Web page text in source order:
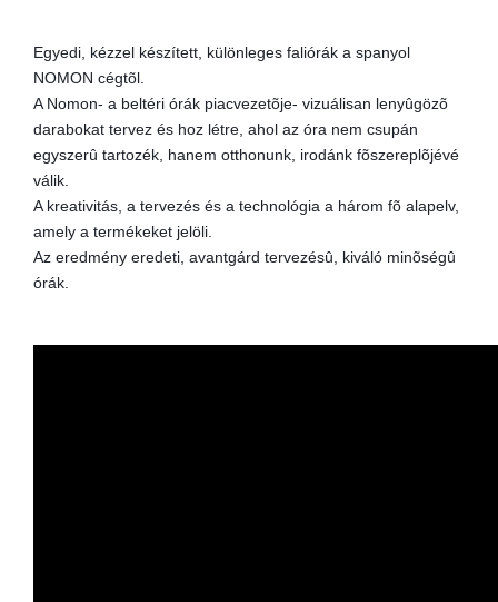
Egyedi, kézzel készített, különleges faliórák a spanyol
NOMON cégtõl.
A Nomon- a beltéri órák piacvezetõje- vizuálisan lenyûgözõ
darabokat tervez és hoz létre, ahol az óra nem csupán
egyszerû tartozék, hanem otthonunk, irodánk fõszereplõjévé
válik.
A kreativitás, a tervezés és a technológia a három fõ alapelv,
amely a termékeket jelöli.
Az eredmény eredeti, avantgárd tervezésû, kiváló minõségû
órák.